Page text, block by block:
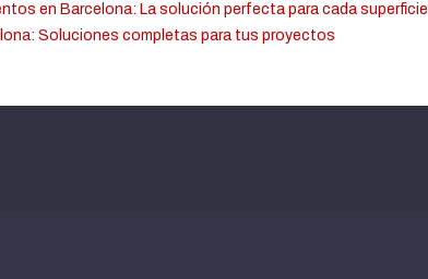
en Barcelona: La solución perfecta para cada superficie
Soluciones completas para tus proyectos